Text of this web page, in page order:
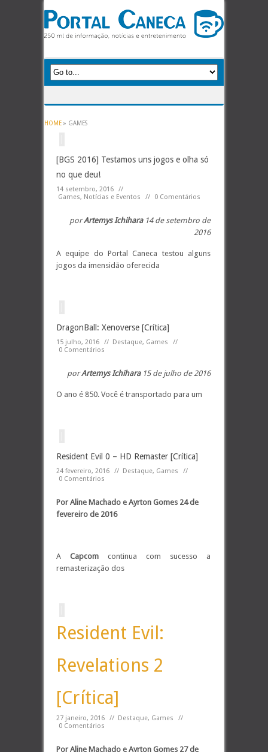
HOME » GAMES
[BGS 2016] Testamos uns jogos e olha só
no que deu!
14 setembro, 2016
//
Games, Notícias e Eventos // 0 Comentários
porArtemys Ichihara14 de setembro de
2016
A equipe do Portal Caneca testou alguns
jogos da imensidão oferecida
DragonBall: Xenoverse [Crítica]
15 julho, 2016 // Destaque, Games
//
0 Comentários
porArtemys Ichihara15 de julho de 2016
O ano é 850. Você é transportado para um
Resident Evil 0 – HD Remaster [Crítica]
24 fevereiro, 2016 // Destaque, Games
//
0 Comentários
Por Aline Machado e Ayrton Gomes 24 de
fevereiro de 2016
A Capcom continua com sucesso a
remasterização dos
Resident Evil:
Revelations 2
[Crítica]
27 janeiro, 2016 // Destaque, Games
//
0 Comentários
Por Aline Machado e Ayrton Gomes 27 de